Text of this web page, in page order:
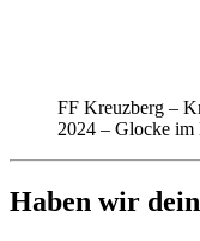
FF Kreuzberg –
2024 – Glocke
Haben wir